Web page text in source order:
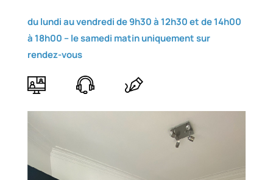
du lundi au vendredi de 9h30 à 12h30 et de 14h00
à 18h00 –le samedi matin uniquement sur
rendez-vous